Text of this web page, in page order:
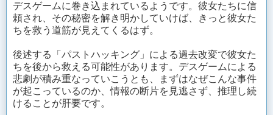
デスゲームに巻き込まれているようです。彼女たちに信
頼され、その秘密を解き明かしていけば、きっと彼女た
ちを救う道筋が見えてくるはず。
後述する「パストハッキング」による過去改変で彼女た
ちを後から救える可能性があります。デスゲームによる
悲劇が積み重なっていこうとも、まずはなぜこんな事件
が起こっているのか、情報の断片を見逃さず、推理し続
けることが肝要です。